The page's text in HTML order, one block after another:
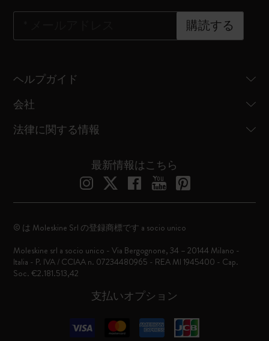
購読する
ヘルプガイド
会社
法律に関する情報
最新情報はこちら
支払いオプション
© は Moleskine Srl の登録商標です a socio unico
Moleskine srl a socio unico - Via Bergognone, 34 – 20144 Milano -
Italia - P. IVA / CCIAA n. 07234480965 - REA MI 1945400 - Cap.
Soc. €2.181.513,42